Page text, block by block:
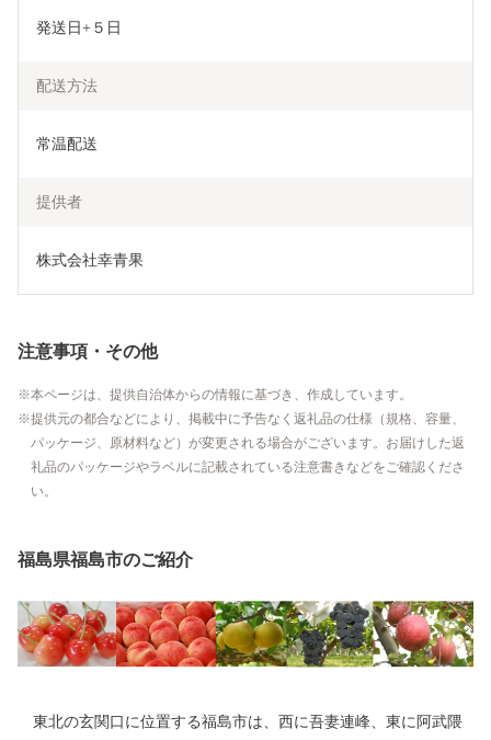
発送日+５日
配送方法
常温配送
提供者
株式会社幸青果
注意事項・その他
本ページは、提供自治体からの情報に基づき、作成しています。
提供元の都合などにより、掲載中に予告なく返礼品の仕様（規格、容量、
パッケージ、原材料など）が変更される場合がございます。お届けした返
礼品のパッケージやラベルに記載されている注意書きなどをご確認くださ
い。
福島県福島市のご紹介
東北の玄関口に位置する福島市は、西に吾妻連峰、東に阿武隈